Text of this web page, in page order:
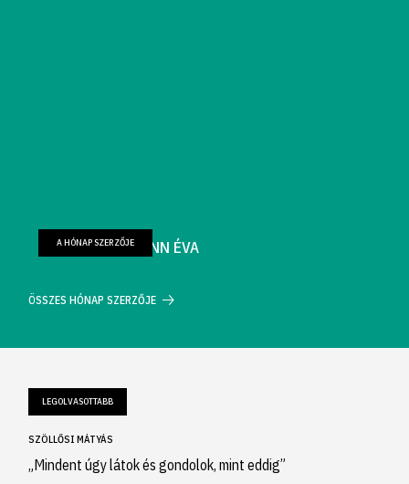
FARKAS WELLMANN ÉVA
A HÓNAP SZERZŐJE
ÖSSZES HÓNAP SZERZŐJE
LEGOLVASOTTABB
SZÖLLŐSI MÁTYÁS
„Mindent úgy látok és gondolok, mint eddig”